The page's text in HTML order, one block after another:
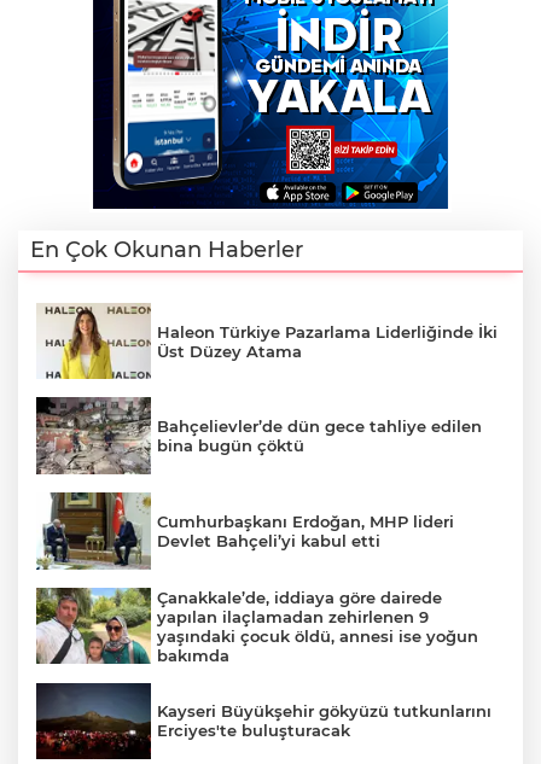
En Çok Okunan Haberler
Haleon Türkiye Pazarlama Liderliğinde İki
Üst Düzey Atama
Bahçelievler’de dün gece tahliye edilen
bina bugün çöktü
Cumhurbaşkanı Erdoğan, MHP lideri
Devlet Bahçeli’yi kabul etti
Çanakkale’de, iddiaya göre dairede
yapılan ilaçlamadan zehirlenen 9
yaşındaki çocuk öldü, annesi ise yoğun
bakımda
Kayseri Büyükşehir gökyüzü tutkunlarını
Erciyes'te buluşturacak